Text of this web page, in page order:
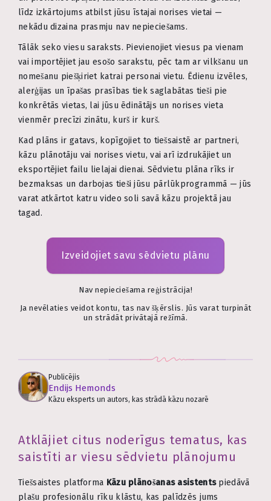
līdz izkārtojums atbilst jūsu īstajai norises vietai —
nekādu dizaina prasmju nav nepieciešams.
Tālāk seko viesu saraksts. Pievienojiet viesus pa vienam
vai importējiet jau esošo sarakstu, pēc tam ar vilkšanu un
nomešanu piešķiriet katrai personai vietu. Ēdienu izvēles,
alerģijas un īpašas prasības tiek saglabātas tieši pie
konkrētās vietas, lai jūsu ēdinātājs un norises vieta
vienmēr precīzi zinātu, kurš ir kurš.
Kad plāns ir gatavs, kopīgojiet to tiešsaistē ar partneri,
kāzu plānotāju vai norises vietu, vai arī izdrukājiet un
eksportējiet failu lielajai dienai. Sēdvietu plāna rīks ir
bezmaksas un darbojas tieši jūsu pārlūkprogrammā — jūs
varat atkārtot katru video soli savā kāzu projektā jau
tagad.
Izveidojiet savu sēdvietu plānu
Nav nepieciešama reģistrācija!
Ja nevēlaties veidot kontu, tas nav šķērslis. Jūs varat turpināt
un strādāt privātajā režīmā.
Publicējis
Endijs Hemonds
Kāzu eksperts un autors, kas strādā kāzu nozarē
Atklājiet citus noderīgus tematus, kas
saistīti ar viesu sēdvietu plānojumu
Tiešsaistes platforma Kāzu plānošanas asistentspiedāvā
plašu profesionālu rīku klāstu, kas palīdzēs jums